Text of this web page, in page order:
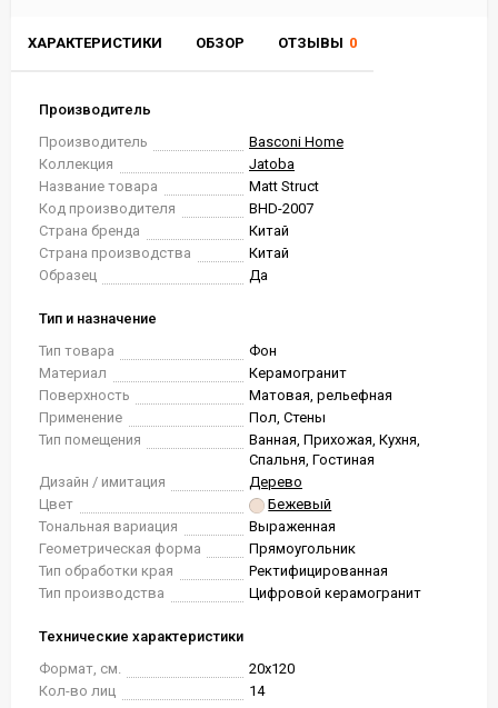
ХАРАКТЕРИСТИКИ ОБЗОР ОТЗЫВЫ 0
Производитель
Производитель
Basconi Home
Коллекция
Jatoba
Название товара
Matt Struct
Код производителя
BHD-2007
Страна бренда
Китай
Страна производства
Китай
Образец
Да
Тип и назначение
Тип товара
Фон
Материал
Керамогранит
Поверхность
Матовая, рельефная
Применение
Пол, Стены
Тип помещения
Ванная, Прихожая, Кухня,
Спальня, Гостиная
Дизайн / имитация
Дерево
Цвет
Бежевый
Тональная вариация
Выраженная
Геометрическая форма
Прямоугольник
Тип обработки края
Ректифицированная
Тип производства
Цифровой керамогранит
Технические характеристики
Формат, см.
20x120
Кол-во лиц
14